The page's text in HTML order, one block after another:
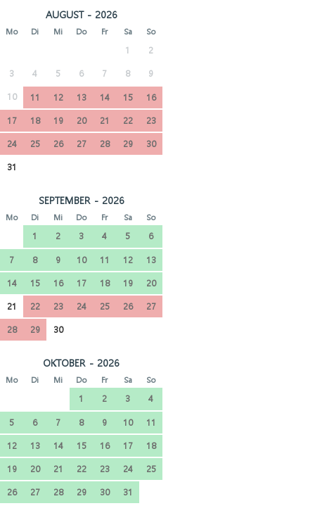
AUGUST - 2026
Mo Di Mi Do Fr Sa So
1 2
3 4 5 6 7 8 9
10 11 12 13 14 15
16
17
18 19 20 21 22
23
24
25 26 27 28 29
30
31
SEPTEMBER - 2026
Mo Di Mi Do Fr Sa So
1 2 3 4 5
6
7
8 9 10 11 12
13
14
15 16 17 18 19
20
21
22 23 24 25 26
27
28
29 30
OKTOBER - 2026
Mo Di Mi Do Fr Sa So
1 2 3
4
5
6 7 8 9 10
11
12
13 14 15 16 17
18
19
20 21 22 23 24
25
26
27 28 29 30 31